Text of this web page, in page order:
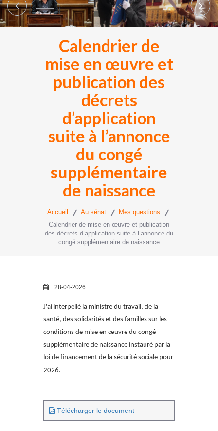
Calendrier de
mise en œuvre et
publication des
décrets
d’application
suite à l’annonce
du congé
supplémentaire
de naissance
Accueil Au sénat
Mes questions
Calendrier de mise en œuvre et publication
des décrets d’application suite à l’annonce du
congé supplémentaire de naissance
28-04-2026
J'ai interpellé la ministre du travail, de la
santé, des solidarités et des familles sur les
conditions de mise en œuvre du congé
supplémentaire de naissance instauré par la
loi de financement de la sécurité sociale pour
2026.
Télécharger le document